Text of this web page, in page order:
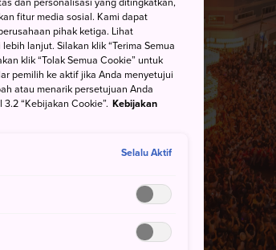
fitur media sosial. Kami dapat
pihak ketiga. Lihat
lanjut. Silakan klik “Terima Semua
klik “Tolak Semua Cookie” untuk
pemilih ke aktif jika Anda menyetujui
atau menarik persetujuan Anda
“Kebijakan Cookie”. Kebijakan
Selalu Aktif